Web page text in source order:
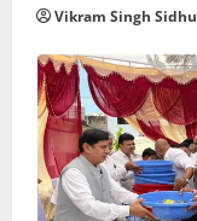
Vikram Singh Sidhu